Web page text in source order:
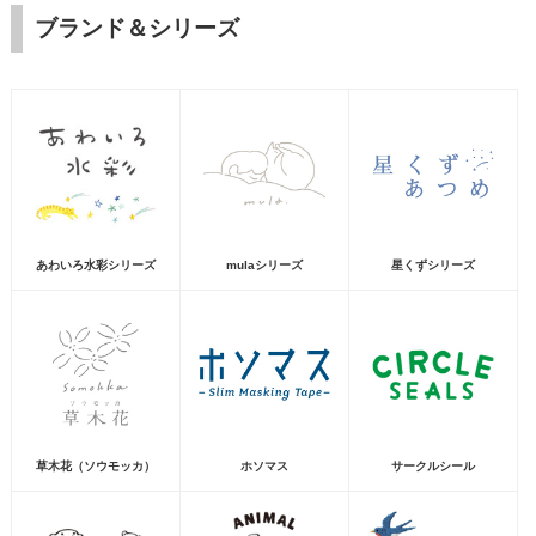
ブランド＆シリーズ
あわいろ水彩シリーズ mulaシリーズ 星くずシリーズ
草木花（ソウモッカ） ホソマス サークルシール